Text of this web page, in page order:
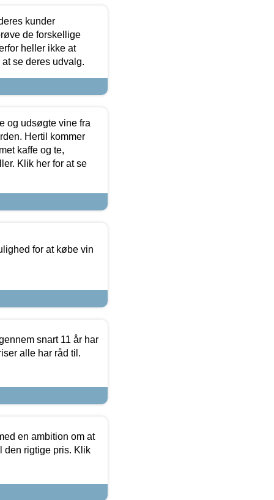
kunder
de forskellige
heller ikke at
se deres udvalg.
og udsøgte vine fra
Hertil kommer
kaffe og te,
Klik her for at se
for at købe vin
snart 11 år har
alle har råd til.
en ambition om at
den rigtige pris. Klik